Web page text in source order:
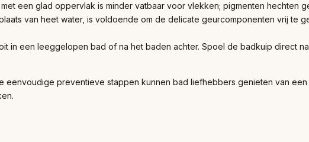
een glad oppervlak is minder vatbaar voor vlekken; pigmenten hechten
van heet water, is voldoende om de delicate geurcomponenten vrij te
in een leeggelopen bad of na het baden achter. Spoel de badkuip direct
preventieve stappen kunnen bad liefhebbers genieten van